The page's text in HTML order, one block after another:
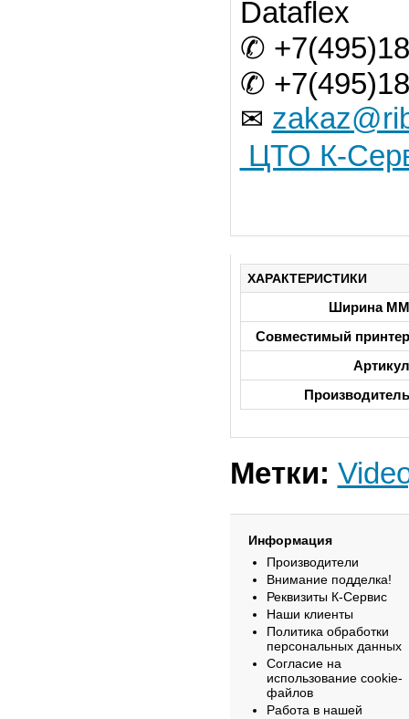
Dataflex
✆
✆
✉
ЦТО К-
ХАРАКТЕРИСТИКИ
Ширина ММ
Совместимый принтер
Артикул
Производитель
Метки:
Информация
Производители
Внимание подделка!
Реквизиты К-Сервис
Наши клиенты
Политика обработки
персональных данных
Согласие на
использование cookie-
файлов
Работа в нашей